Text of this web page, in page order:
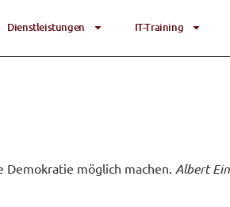
Dienst­lei­stun­gen IT-Trai­ning
Demo­kra­tie mög­lich machen. Albert